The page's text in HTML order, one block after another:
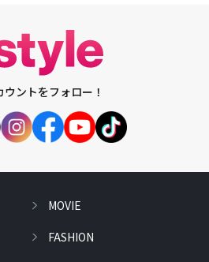
ウントをフォロー！
MOVIE
FASHION